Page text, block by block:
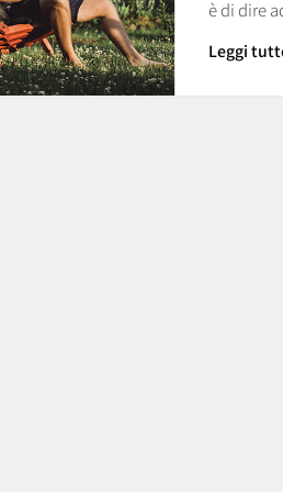
è di dire
Leggi